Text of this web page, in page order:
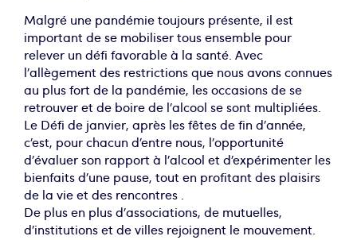
Malgré une pandémie toujours présente, il est
important de se mobiliser tous ensemble pour
relever un défi favorable à la santé. Avec
l’allègement des restrictions que nous avons connues
au plus fort de la pandémie, les occasions de se
retrouver et de boire de l’alcool se sont multipliées.
Le Défi de janvier, après les fêtes de fin d’année,
c’est, pour chacun d’entre nous, l’opportunité
d’évaluer son rapport à l’alcool et d’expérimenter les
bienfaits d’une pause, tout en profitant des plaisirs
de la vie et des rencontres .
De plus en plus d’associations, de mutuelles,
d’institutions et de villes rejoignent le mouvement.